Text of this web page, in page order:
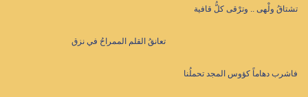
تشتاقُ ولْهى .. وترْقى كلُّ قافية
تعانقُ القلم الممراحُ في نزق
فاشرب دهاماً كؤوس المجد تحملُنا